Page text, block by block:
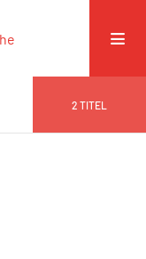
2 TITEL